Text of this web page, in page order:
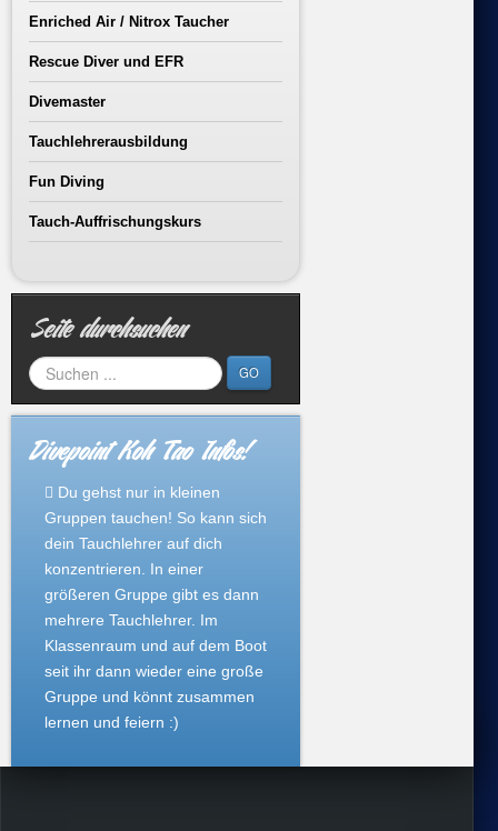
Enriched Air / Nitrox Taucher
Rescue Diver und EFR
Divemaster
Tauchlehrerausbildung
Fun Diving
Tauch-Auffrischungskurs
Seite durchsuchen
GO
Divepoint Koh Tao Infos!
Du gehst nur in kleinen
Gruppen tauchen! So kann sich
dein Tauchlehrer auf dich
konzentrieren. In einer
größeren Gruppe gibt es dann
mehrere Tauchlehrer. Im
Klassenraum und auf dem Boot
seit ihr dann wieder eine große
Gruppe und könnt zusammen
lernen und feiern :)